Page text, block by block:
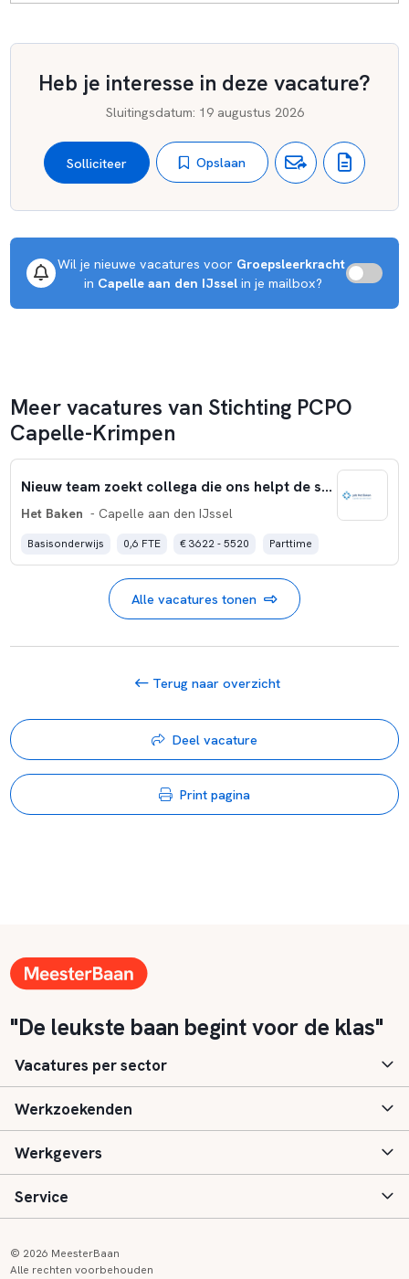
Heb je interesse in deze vacature?
Sluitingsdatum: 19 augustus 2026
Solliciteer Opslaan
Wil je nieuwe vacatures voor Groepsleerkracht
in Capelle aan den IJssel in je mailbox?
Meer vacatures van Stichting PCPO
Capelle-Krimpen
Nieuw team zoekt collega die ons helpt de school verder op te bouwen!
Het Baken - Capelle aan den IJssel
Basisonderwijs 0,6 FTE € 3622 - 5520 Parttime
Alle vacatures tonen
Terug naar overzicht
Deel vacature
Print pagina
"De leukste baan begint voor de klas"
Vacatures per sector
Basisonderwijs
Speciaal (basis) onderwijs
Voortgezet onderwijs
Werkzoekenden
Aanmelden
Vacatures
Werkgevers
Inloggen
Service
© 2026 MeesterBaan
Alle rechten voorbehouden